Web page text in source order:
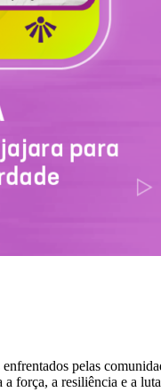
pelas
a força, a resiliência e a